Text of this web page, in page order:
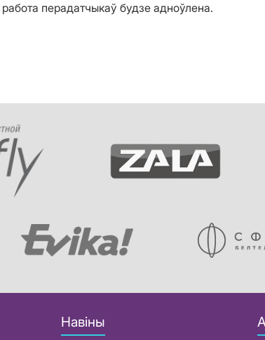
перадатчыкаў будзе адноўлена.
Навіны